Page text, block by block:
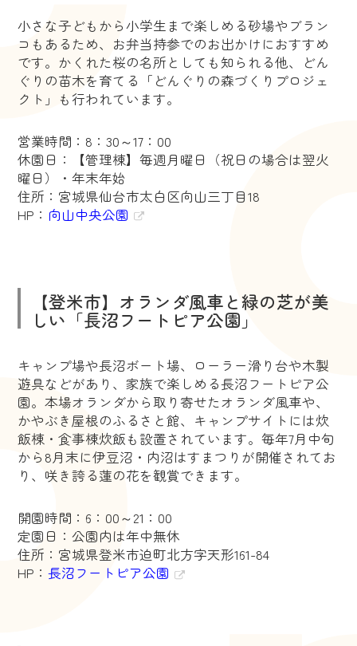
小さな子どもから小学生まで楽しめる砂場やブラン
コもあるため、お弁当持参でのお出かけにおすすめ
です。かくれた桜の名所としても知られる他、どん
ぐりの苗木を育てる「どんぐりの森づくりプロジェ
クト」も行われています。
営業時間：8：30～17：00
休園日：【管理棟】毎週月曜日（祝日の場合は翌火
曜日）・年末年始
住所：宮城県仙台市太白区向山三丁目18
HP： 向山中央公園
【登米市】オランダ風車と緑の芝が美
しい「長沼フートピア公園」
キャンプ場や長沼ボート場、ローラー滑り台や木製
遊具などがあり、家族で楽しめる長沼フートピア公
園。本場オランダから取り寄せたオランダ風車や、
かやぶき屋根のふるさと館、キャンプサイトには炊
飯棟・食事棟炊飯も設置されています。毎年7月中旬
から8月末に伊豆沼・内沼はすまつりが開催されてお
り、咲き誇る蓮の花を観賞できます。
開園時間：6：00～21：00
定園日：公園内は年中無休
住所：宮城県登米市迫町北方字天形161-84
HP：長沼フートピア公園